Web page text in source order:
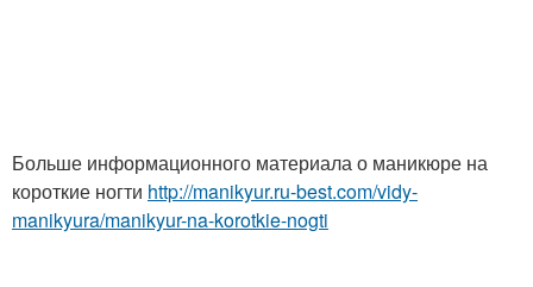
Больше информационного материала о маникюре на
короткие ногти http://manikyur.ru-best.com/vidy-
manikyura/manikyur-na-korotkie-nogti